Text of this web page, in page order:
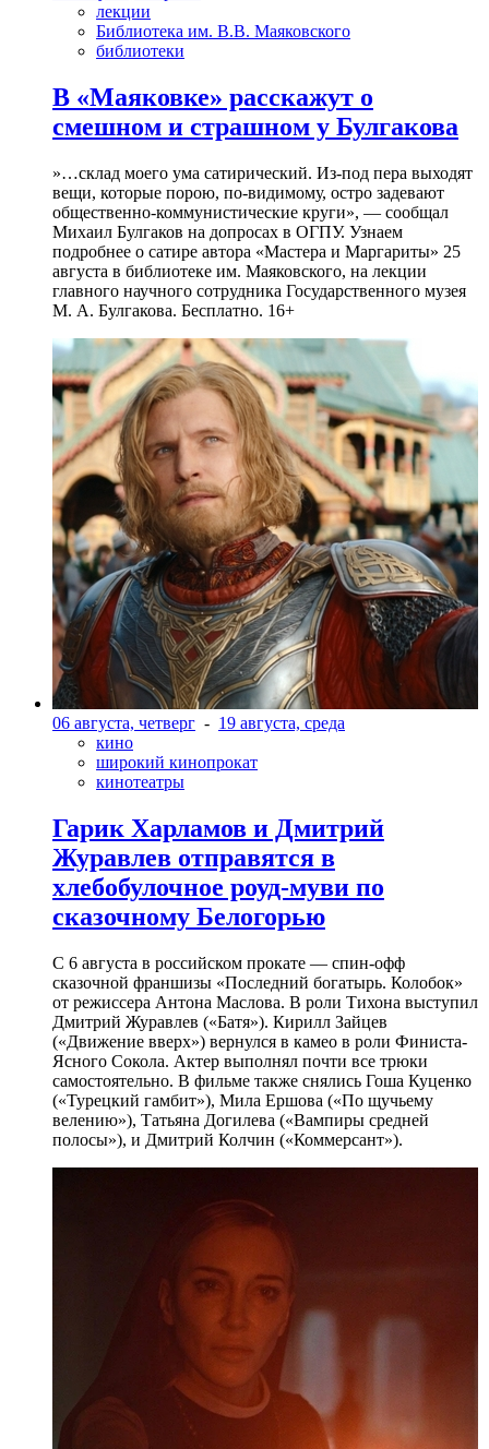
лекции
Библиотека им. В.В. Маяковского
библиотеки
В «Маяковке» расскажут о
смешном и страшном у Булгакова
»…склад моего ума сатирический. Из-под пера выходят
вещи, которые порою, по-видимому, остро задевают
общественно-коммунистические круги», — сообщал
Михаил Булгаков на допросах в ОГПУ. Узнаем
подробнее о сатире автора «Мастера и Маргариты» 25
августа в библиотеке им. Маяковского, на лекции
главного научного сотрудника Государственного музея
М. А. Булгакова. Бесплатно. 16+
06 августа, четверг - 19 августа, среда
кино
широкий кинопрокат
кинотеатры
Гарик Харламов и Дмитрий
Журавлев отправятся в
хлебобулочное роуд-муви по
сказочному Белогорью
С 6 августа в российском прокате — спин-офф
сказочной франшизы «Последний богатырь. Колобок»
от режиссера Антона Маслова. В роли Тихона выступил
Дмитрий Журавлев («Батя»). Кирилл Зайцев
(«Движение вверх») вернулся в камео в роли Финиста-
Ясного Сокола. Актер выполнял почти все трюки
самостоятельно. В фильме также снялись Гоша Куценко
(«Турецкий гамбит»), Мила Ершова («По щучьему
велению»), Татьяна Догилева («Вампиры средней
полосы»), и Дмитрий Колчин («Коммерсант»).